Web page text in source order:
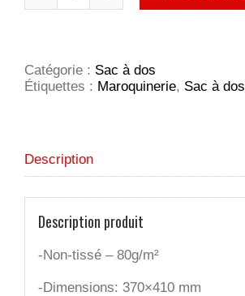
basique
Color
Catégorie : Sac à dos
Étiquettes : Maroquinerie, Sac à dos
Description
Description produit
-Non-tissé – 80g/m²
-Dimensions: 370×410 mm